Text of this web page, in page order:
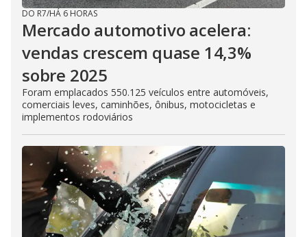
DO R7/HÁ 6 HORAS
Mercado automotivo acelera:
vendas crescem quase 14,3%
sobre 2025
Foram emplacados 550.125 veículos entre automóveis,
comerciais leves, caminhões, ônibus, motocicletas e
implementos rodoviários